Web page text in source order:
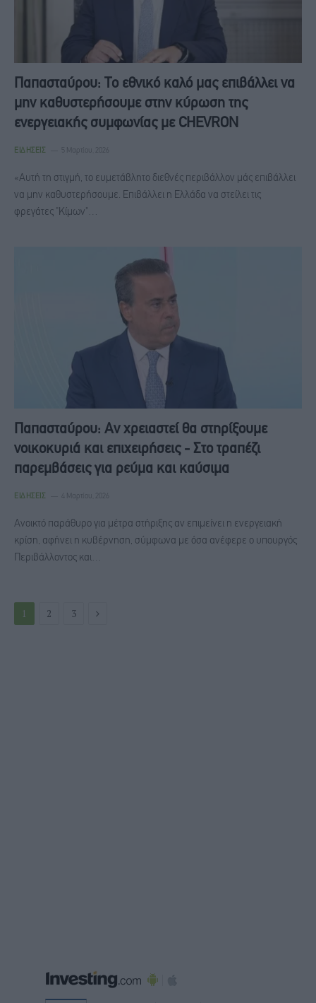
Παπασταύρου: Το εθνικό καλό μας επιβάλλει να
μην καθυστερήσουμε στην κύρωση της
ενεργειακής συμφωνίας με CHEVRON
ΕΙΔΉΣΕΙΣ 5 Μαρτίου, 2026
«Αυτή τη στιγμή, το ευμετάβλητο διεθνές περιβάλλον μάς επιβάλλει
να μην καθυστερήσουμε. Επιβάλλει η Ελλάδα να στείλει τις
φρεγάτες "Κίμων"…
Παπασταύρου: Aν χρειαστεί θα στηρίξουμε
νοικοκυριά και επιχειρήσεις - Στο τραπέζι
παρεμβάσεις για ρεύμα και καύσιμα
ΕΙΔΉΣΕΙΣ 4 Μαρτίου, 2026
Ανοικτό παράθυρο για μέτρα στήριξης αν επιμείνει η ενεργειακή
κρίση, αφήνει η κυβέρνηση, σύμφωνα με όσα ανέφερε ο υπουργός
Περιβάλλοντος και…
1 2 3 Next